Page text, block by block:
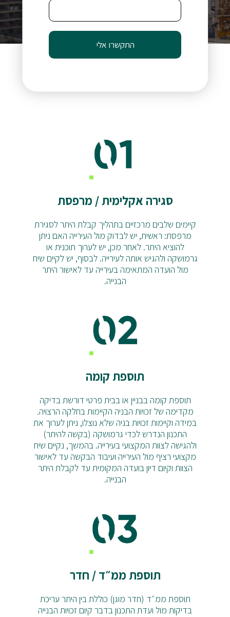
התקשרו אלי
סגירה אקלימית / מרפסת
קיימים שלבים מרכזיים בתהליך קבלת היתר לסגירת
מרפסת: ראשית, יש לבדוק מול העירייה האם ניתן
להוציא היתר. לאחר מכן, יש לערוך תוכנית או
גרמושקה ולהגיש אותה לעירייה. לבסוף, יש לקיים שיח
מול הועדה המתאימה בעירייה עד לאישור היתר
הבנייה.
תוספת קומה
תוספת קומה בבניין או בבית פרטי דורשת בדיקה
מקדימה של זכויות הבניה הקיימות בחלקה הרצויה.
במידה וקיימות זכויות בניה שלא נוצלו, ניתן לערוך את
התכנון הנדרש לכדי גרמושקה (בקשה להיתר)
ולהגישה לצוות המקצועי בעירייה. בהמשך, נקיים שיח
מקצועי רציף מול העירייה ועיבוד הבקשה עד לאישור
הצוות וקיום דיון בועדה המקומית עד לקבלת היתר
הבנייה.
תוספת ממ״ד / חדר
תוספת ממ״ד (חדר מוגן) כוללת בין היתר עריכת
בדיקות מול ועדת התכנון בדבר קיום זכויות הבנייה